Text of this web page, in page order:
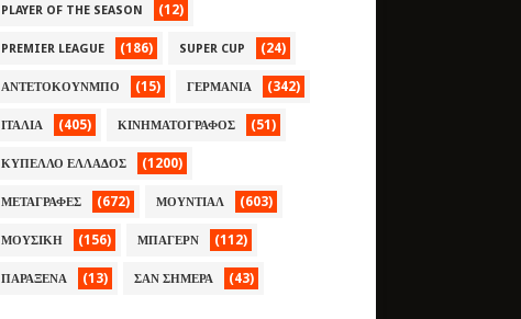
PLAYER OF THE SEASON (12)
PREMIER LEAGUE (186) SUPER CUP (24)
ΑΝΤΕΤΟΚΟΥΝΜΠΟ (15) ΓΕΡΜΑΝΙΑ (342)
ΙΤΑΛΙΑ (405) ΚΙΝΗΜΑΤΟΓΡΑΦΟΣ (51)
ΚΥΠΕΛΛΟ ΕΛΛΑΔΟΣ (1200)
ΜΕΤΑΓΡΑΦΕΣ (672) ΜΟΥΝΤΙΑΛ (603)
ΜΟΥΣΙΚΗ (156) ΜΠΑΓΕΡΝ (112)
ΠΑΡΑΞΕΝΑ (13) ΣΑΝ ΣΗΜΕΡΑ (43)